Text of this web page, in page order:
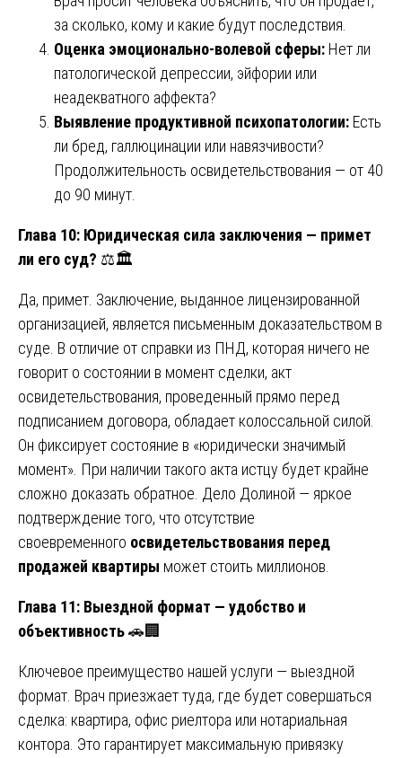
за сколько, кому и какие будут последствия.
Оценка эмоционально-волевой сферы: Нет ли
патологической депрессии, эйфории или
неадекватного аффекта?
Выявление продуктивной психопатологии: Есть
ли бред, галлюцинации или навязчивости?
Продолжительность освидетельствования — от 40
до 90 минут.
Глава 10: Юридическая сила заключения — примет
ли его суд? ⚖️🏛️
Да, примет. Заключение, выданное лицензированной
организацией, является письменным доказательством в
суде. В отличие от справки из ПНД, которая ничего не
говорит о состоянии в момент сделки, акт
освидетельствования, проведенный прямо перед
подписанием договора, обладает колоссальной силой.
Он фиксирует состояние в «юридически значимый
момент». При наличии такого акта истцу будет крайне
сложно доказать обратное. Дело Долиной — яркое
подтверждение того, что отсутствие
своевременного освидетельствования перед
продажей квартиры может стоить миллионов.
Глава 11: Выездной формат — удобство и
объективность🚗🏢
Ключевое преимущество нашей услуги — выездной
формат. Врач приезжает туда, где будет совершаться
сделка: квартира, офис риелтора или нотариальная
контора. Это гарантирует максимальную привязку